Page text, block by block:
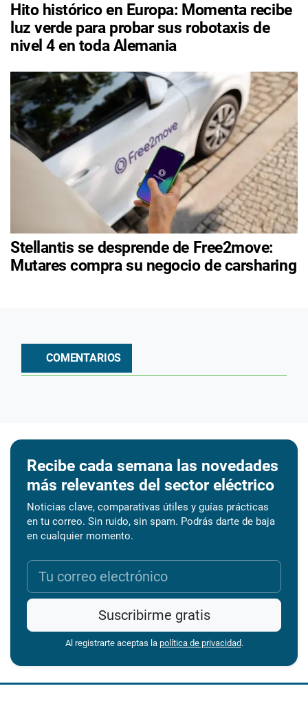
Hito histórico en Europa: Momenta recibe
luz verde para probar sus robotaxis de
nivel 4 en toda Alemania
Stellantis se desprende de Free2move:
Mutares compra su negocio de carsharing
COMENTARIOS
Recibe cada semana las novedades
más relevantes del sector eléctrico
Noticias clave, comparativas útiles y guías prácticas
en tu correo. Sin ruido, sin spam. Podrás darte de baja
en cualquier momento.
Suscribirme gratis
Al registrarte aceptas la política de privacidad.